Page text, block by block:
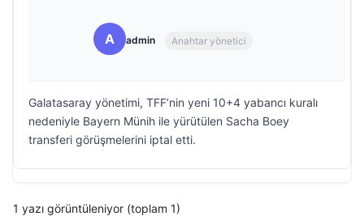
A admin Anahtar yönetici
Galatasaray yönetimi, TFF’nin yeni 10+4 yabancı kuralı
nedeniyle Bayern Münih ile yürütülen Sacha Boey
transferi görüşmelerini iptal etti.
1 yazı görüntüleniyor (toplam 1)